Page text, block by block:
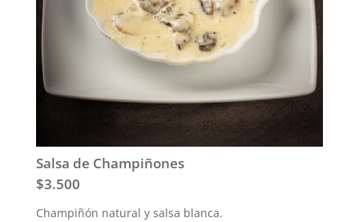
Salsa de Champiñones
$3.500
Champiñón natural y salsa blanca.